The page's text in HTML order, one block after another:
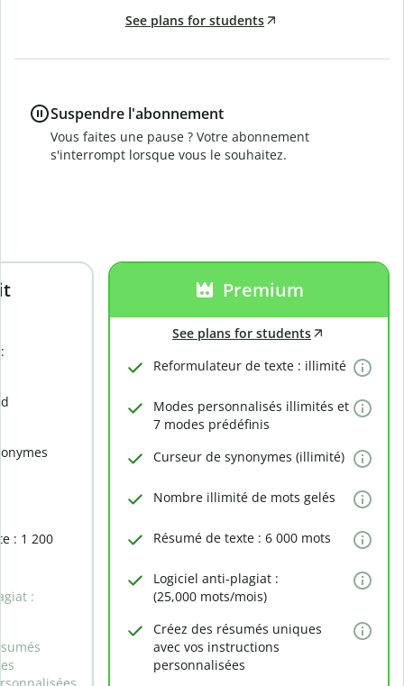
: 1 200
:
Premium
See plans for students
Reformulateur de texte : illimité
Modes personnalisés illimités et
7 modes prédéfinis
Curseur de synonymes (illimité)
Nombre illimité de mots gelés
Résumé de texte : 6 000 mots
Logiciel anti-plagiat :
(25,000 mots/mois)
Créez des résumés uniques
avec vos instructions
personnalisées
See plans for students
Suspendre l'abonnement
Vous faites une pause ? Votre abonnement
s'interrompt lorsque vous le souhaitez.